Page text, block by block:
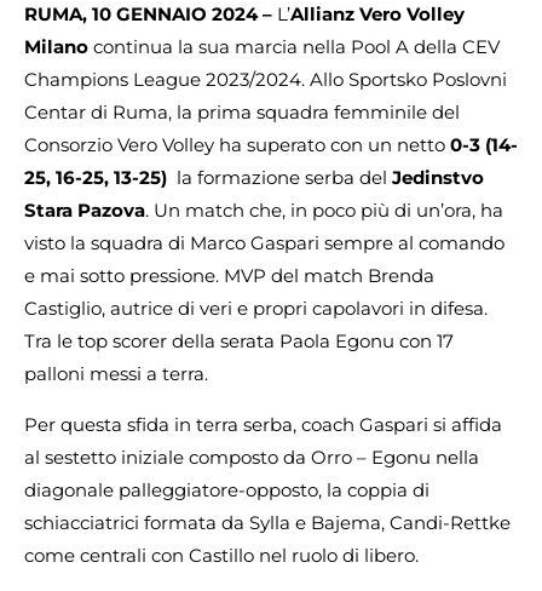
RUMA, 10 GENNAIO 2024 – L’Allianz Vero Volley
Milano continua la sua marcia nella Pool A della CEV
Champions League 2023/2024. Allo Sportsko Poslovni
Centar di Ruma, la prima squadra femminile del
Consorzio Vero Volley ha superato con un netto 0-3 (14-
25, 16-25, 13-25) la formazione serba del Jedinstvo
Stara Pazova. Un match che, in poco più di un’ora, ha
visto la squadra di Marco Gaspari sempre al comando
e mai sotto pressione. MVP del match Brenda
Castiglio, autrice di veri e propri capolavori in difesa.
Tra le top scorer della serata Paola Egonu con 17
palloni messi a terra.
Per questa sfida in terra serba, coach Gaspari si affida
al sestetto iniziale composto da Orro – Egonu nella
diagonale palleggiatore-opposto, la coppia di
schiacciatrici formata da Sylla e Bajema, Candi-Rettke
come centrali con Castillo nel ruolo di libero.